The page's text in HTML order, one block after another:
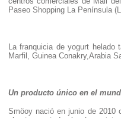
Paseo Shopping La Península
La franquicia de yogurt
Marfil, Guinea Conakry,Arabia
Un producto único en el
Smöoy nació en junio de 2010